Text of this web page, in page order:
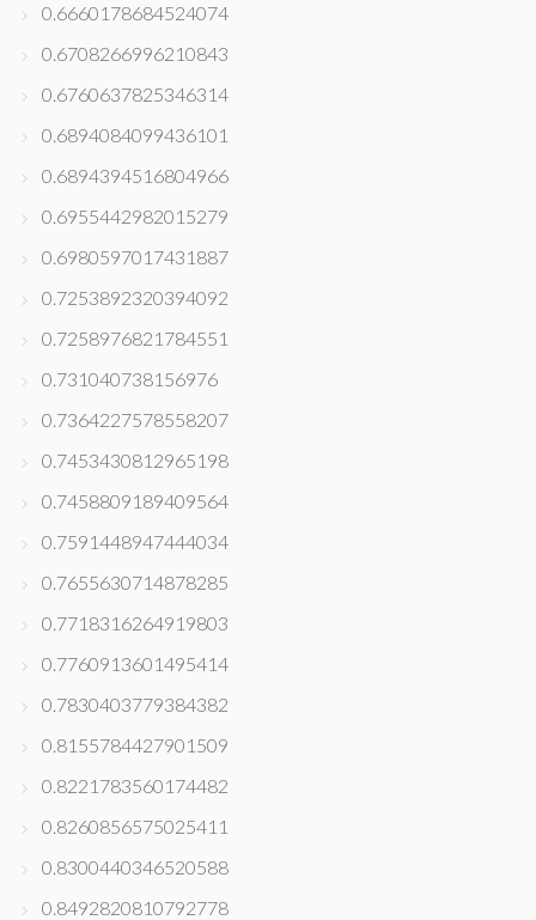
0.6660178684524074
0.6708266996210843
0.6760637825346314
0.6894084099436101
0.6894394516804966
0.6955442982015279
0.6980597017431887
0.7253892320394092
0.7258976821784551
0.731040738156976
0.7364227578558207
0.7453430812965198
0.7458809189409564
0.7591448947444034
0.7655630714878285
0.7718316264919803
0.7760913601495414
0.7830403779384382
0.8155784427901509
0.8221783560174482
0.8260856575025411
0.8300440346520588
0.8492820810792778